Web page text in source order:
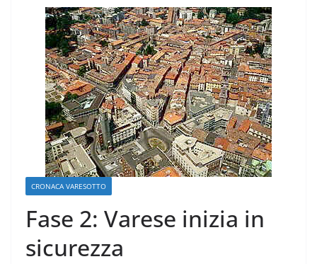
CRONACA VARESOTTO
Fase 2: Varese inizia in
sicurezza